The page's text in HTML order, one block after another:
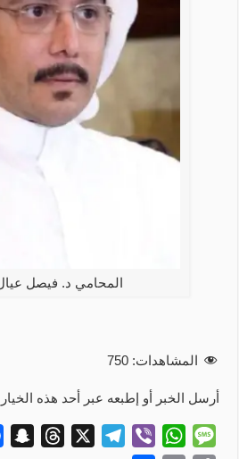
المحامي د. فيصل
المشاهدات: 750
أرسل الخبر أو إطبعه عبر أحد هذه
M
W
S